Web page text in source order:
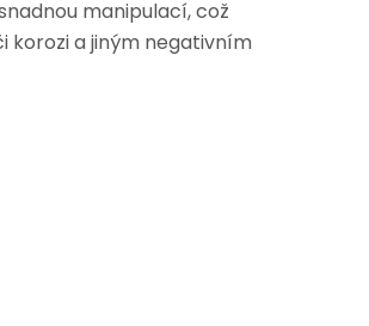
manipulací, což
korozi a jiným negativním